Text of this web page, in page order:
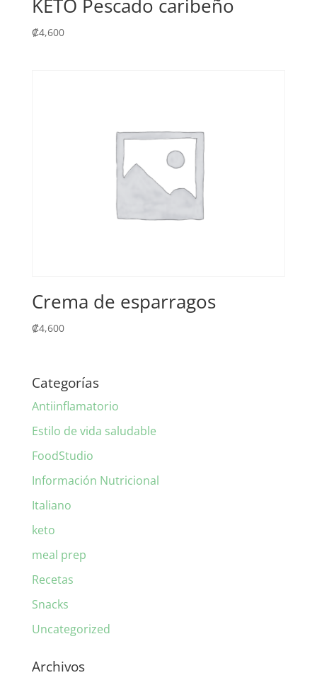
KETO Pescado caribeño
₡4,600
Crema de esparragos
₡4,600
Categorías
Antiinflamatorio
Estilo de vida saludable
FoodStudio
Información Nutricional
Italiano
keto
meal prep
Recetas
Snacks
Uncategorized
Archivos